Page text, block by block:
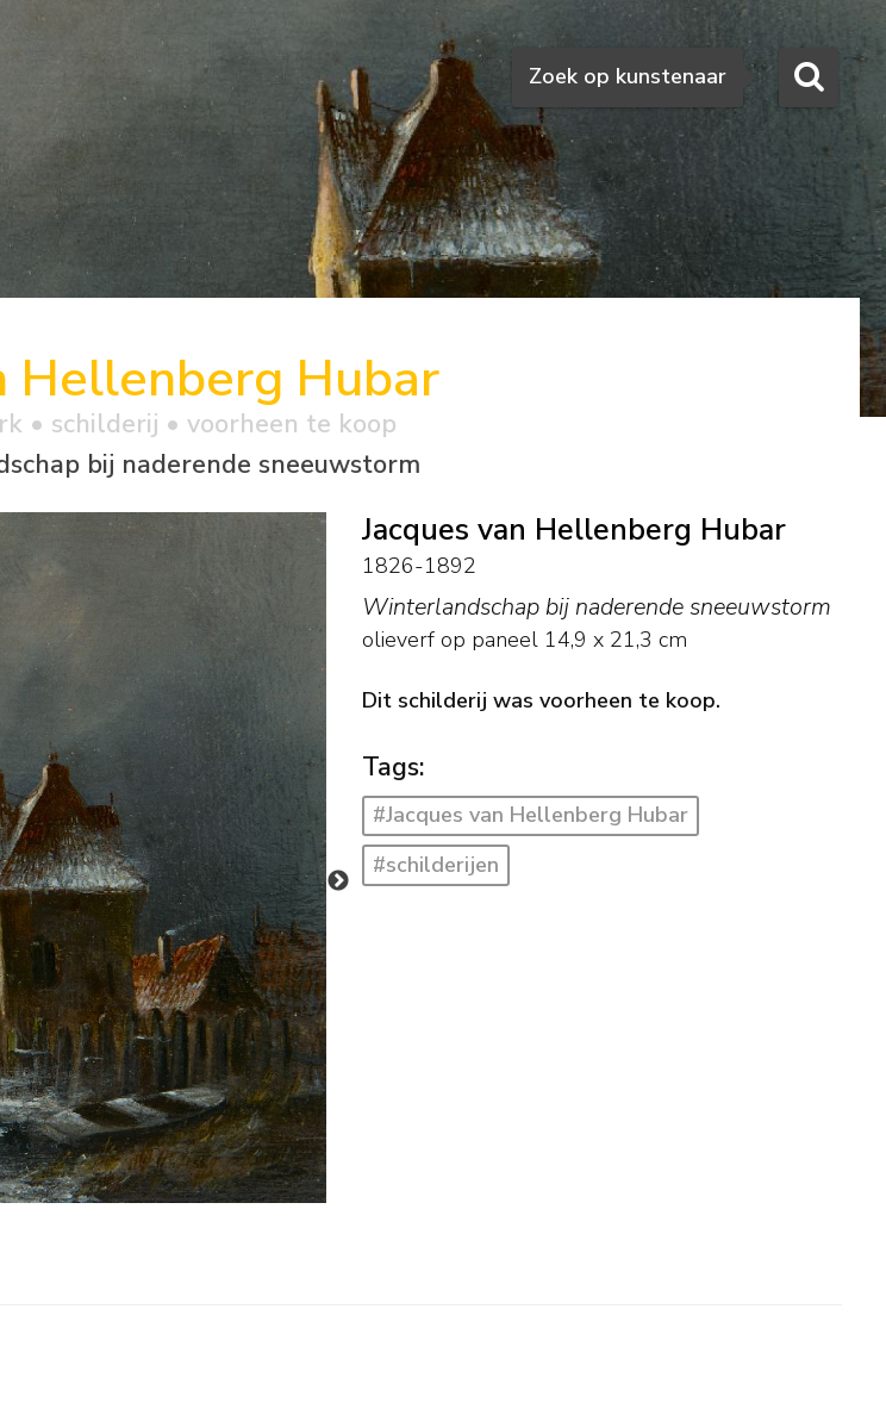
Zoeken
Zoek op kunstenaar
Hellenberg Hubar
• schilderij • voorheen te koop
bij naderende sneeuwstorm
Jacques van Hellenberg Hubar
1826-1892
Winterlandschap bij naderende sneeuwstorm
olieverf op paneel 14,9 x 21,3 cm
Dit schilderij was voorheen te koop.
Tags:
#Jacques van Hellenberg Hubar
#schilderijen